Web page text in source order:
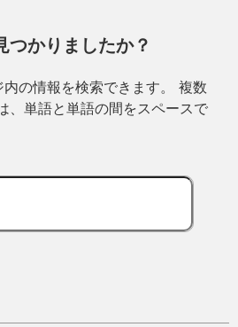
つかりましたか？
の情報を検索できます。 複数
、単語と単語の間をスペースで